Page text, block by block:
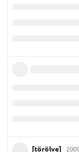
[törölve]